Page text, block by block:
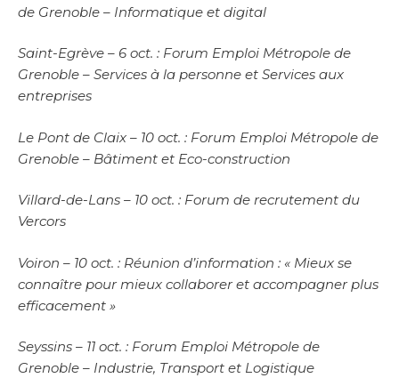
de Grenoble – Informatique et digital
Saint-Egrève – 6 oct. : Forum Emploi Métropole de
Grenoble – Services à la personne et Services aux
entreprises
Le Pont de Claix – 10 oct. : Forum Emploi Métropole de
Grenoble – Bâtiment et Eco-construction
Villard-de-Lans – 10 oct. : Forum de recrutement du
Vercors
Voiron – 10 oct. : Réunion d’information : « Mieux se
connaître pour mieux collaborer et accompagner plus
efficacement »
Seyssins – 11 oct. : Forum Emploi Métropole de
Grenoble – Industrie, Transport et Logistique